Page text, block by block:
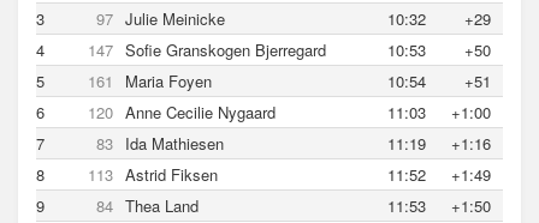
3
97 Julie Meinicke 10:32
+29
4
147 Sofie Granskogen Bjerregard 10:53
+50
5
161 Maria Foyen 10:54
+51
6
120 Anne Cecilie Nygaard 11:03
+1:00
7
83 Ida Mathiesen 11:19
+1:16
8
113 Astrid Fiksen 11:52
+1:49
9
84 Thea Land 11:53
+1:50